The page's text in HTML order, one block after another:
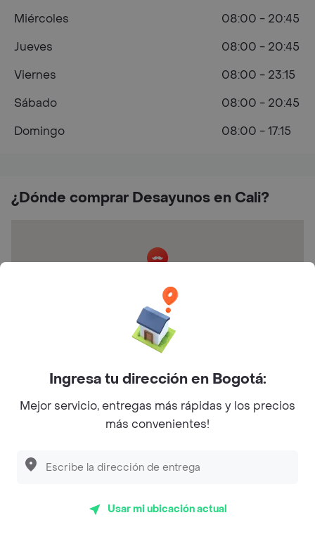
¿Dónde comprar Desayunos en Cali?
Bio mall, Cl. 18 #105 - 153 local 10 y 11, Ciudad Jardín,
Cali, Valle del Cauca
Miércoles
08:00 - 20:45
Jueves
08:00 - 20:45
Viernes
08:00 - 23:15
Sábado
08:00 - 20:45
Domingo
08:00 - 17:15
Calificaciones y opiniones Brunchs
4
Ingresa tu dirección en Bogotá:
Mejor servicio, entregas más rápidas y los precios
más convenientes!
Usar mi ubicación actual